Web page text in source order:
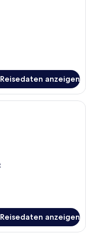
anzeigen
bei Sonnenuntergang
anzeigen